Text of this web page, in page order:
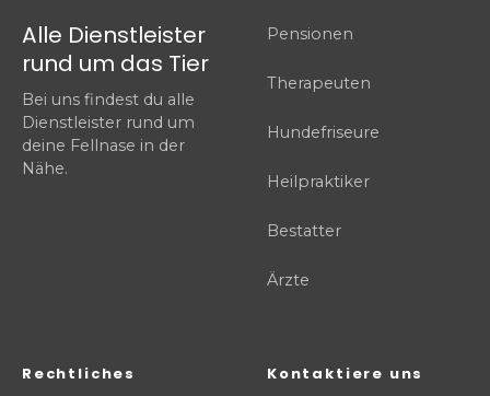
Alle Dienstleister
rund um das Tier
Bei uns findest du alle
Dienstleister rund um
deine Fellnase in der
Nähe.
Pensionen
Therapeuten
Hundefriseure
Heilpraktiker
Bestatter
Ärzte
Rechtliches Kontaktiere uns